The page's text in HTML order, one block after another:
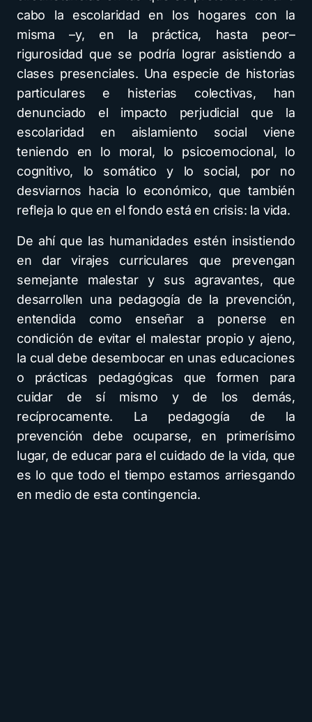
cabo la escolaridad en los hogares con la
misma –y, en la práctica, hasta peor–
rigurosidad que se podría lograr asistiendo a
clases presenciales. Una especie de historias
particulares e histerias colectivas, han
denunciado el impacto perjudicial que la
escolaridad en aislamiento social viene
teniendo en lo moral, lo psicoemocional, lo
cognitivo, lo somático y lo social, por no
desviarnos hacia lo económico, que también
refleja lo que en el fondo está en crisis: la vida.
De ahí que las humanidades estén insistiendo
en dar virajes curriculares que prevengan
semejante malestar y sus agravantes, que
desarrollen una pedagogía de la prevención,
entendida como enseñar a ponerse en
condición de evitar el malestar propio y ajeno,
la cual debe desembocar en unas educaciones
o prácticas pedagógicas que formen para
cuidar de sí mismo y de los demás,
recíprocamente. La pedagogía de la
prevención debe ocuparse, en primerísimo
lugar, de educar para el cuidado de la vida, que
es lo que todo el tiempo estamos arriesgando
en medio de esta contingencia.